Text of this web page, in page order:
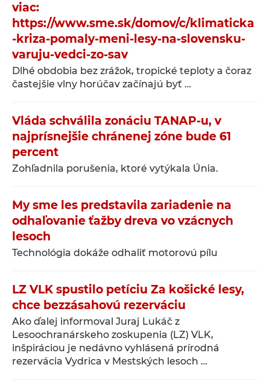
viac:
https://www.sme.sk/domov/c/klimaticka
-kriza-pomaly-meni-lesy-na-slovensku-
varuju-vedci-zo-sav
Dlhé obdobia bez zrážok, tropické teploty a čoraz
častejšie vlny horúčav začínajú byť …
Vláda schválila zonáciu TANAP-u, v
najprísnejšie chránenej zóne bude 61
percent
Zohľadnila porušenia, ktoré vytýkala Únia.
My sme les predstavila zariadenie na
odhaľovanie ťažby dreva vo vzácnych
lesoch
Technológia dokáže odhaliť motorovú pílu
LZ VLK spustilo petíciu Za košické lesy,
chce bezzásahovú rezerváciu
Ako ďalej informoval Juraj Lukáč z
Lesoochranárskeho zoskupenia (LZ) VLK,
inšpiráciou je nedávno vyhlásená prírodná
rezervácia Vydrica v Mestských lesoch …